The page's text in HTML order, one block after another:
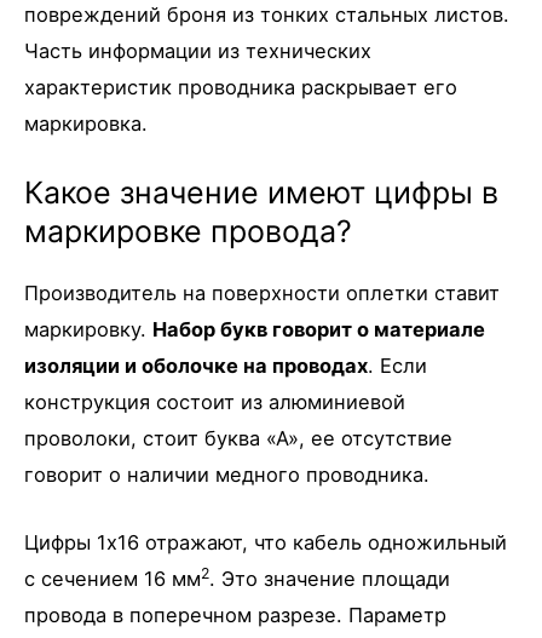
повреждений броня из тонких стальных листов.
Часть информации из технических
характеристик проводника раскрывает его
маркировка.
Какое значение имеют цифры в
маркировке провода?
Производитель на поверхности оплетки ставит
маркировку. Набор букв говорит о материале
изоляции и оболочке на проводах. Если
конструкция состоит из алюминиевой
проволоки, стоит буква «А», ее отсутствие
говорит о наличии медного проводника.
Цифры 1х16 отражают, что кабель одножильный
с сечением 16 мм2. Это значение площади
провода в поперечном разрезе. Параметр